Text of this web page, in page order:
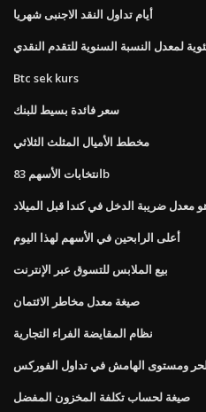
أيام تداول النقد الاجنبى شهريا
لمعدل النسبة السنوية للتقدم النقدي
Btc sek kurs
سعر فائدة بسيط للبنك
مخطط الأميال المثلث الثلاثي
انتخابات الأسهم 83b
معدل ضريبة الدخل في كندا قبل الميلاد
أعلى الرابحين في الأسهم لهذا اليوم
بيع الملابس للتسوق عبر الإنترنت
صيغة معدل مخاطر الائتمان
نظام المقايضة الفراء التجارية
ومستوى الهامش في تداول الفوركس
صيغة لحساب تكلفة المخزون المفضل